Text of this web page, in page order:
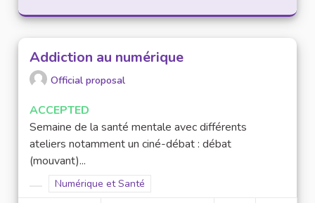
Addiction au numérique
Official proposal
ACCEPTED
Semaine de la santé mentale avec différents
ateliers notamment un ciné-débat : débat
(mouvant)...
Filter results for category:
Filter results for scope: Numérique et Santé
Numérique et Santé